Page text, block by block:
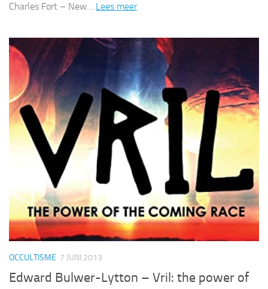
Charles Fort – New… Lees meer
OCCULTISME 7 JUNI 2013
Edward Bulwer-Lytton – Vril: the power of